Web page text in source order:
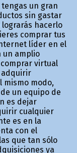
un gran
sin gastar
hacerlo
comprar tus
líder en el
un amplio
virtual
adquirir
mismo modo,
un equipo de
es dejar
cualquier
es en la
con el
que tan sólo
ya